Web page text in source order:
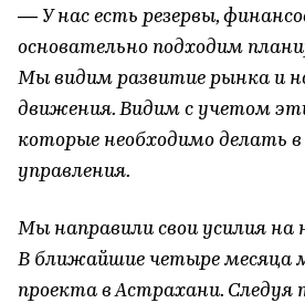
— У нас есть резервы,
основательно подходим
Мы видим развитие рынка и
движения. Видим с учетом
которые необходимо делать в
управления.
Мы направили свои усилия на
В ближайшие четыре месяца
проекта в Астрахани.